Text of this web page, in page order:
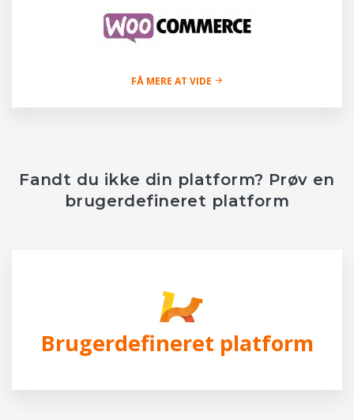
FÅ MERE AT VIDE
Fandt du ikke din platform? Prøv en
brugerdefineret platform
Brugerdefineret platform